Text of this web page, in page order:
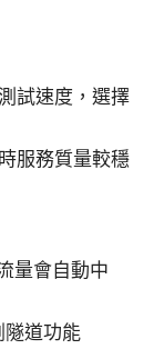
試速度，選擇
服務質量較穩
量會自動中
隧道功能